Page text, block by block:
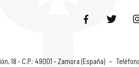
18 - C.P.: 49001 - Zamora (España) –